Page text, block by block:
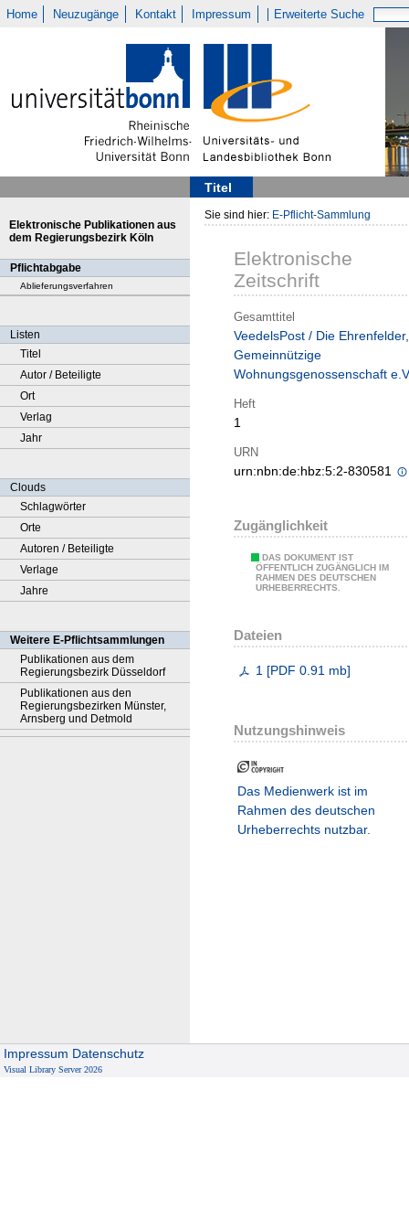
Home Neuzugänge Kontakt Impressum Erweiterte Suche
Titel
Elektronische Publikationen aus
dem Regierungsbezirk Köln
Pflichtabgabe
Ablieferungsverfahren
Listen
Titel
Autor / Beteiligte
Ort
Verlag
Jahr
Clouds
Schlagwörter
Orte
Autoren / Beteiligte
Verlage
Jahre
Weitere E-Pflichtsammlungen
Publikationen aus dem
Regierungsbezirk Düsseldorf
Publikationen aus den
Regierungsbezirken Münster,
Arnsberg und Detmold
Sie sind hier: E-Pflicht-Sammlung
Elektronische
Zeitschrift
Gesamttitel
VeedelsPost / Die Ehrenfelder,
Gemeinnützige
Wohnungsgenossenschaft
Heft
1
URN
urn:nbn:de:hbz:5:2-830581
Zugänglichkeit
DAS DOKUMENT IST
ÖFFENTLICH ZUGÄNGLICH IM
RAHMEN DES DEUTSCHEN
URHEBERRECHTS.
Dateien
1 [PDF 0.91 mb]
Nutzungshinweis
Das Medienwerk ist im
Rahmen des deutschen
Urheberrechts nutzbar.
Impressum Datenschutz
Visual Library Server 2026